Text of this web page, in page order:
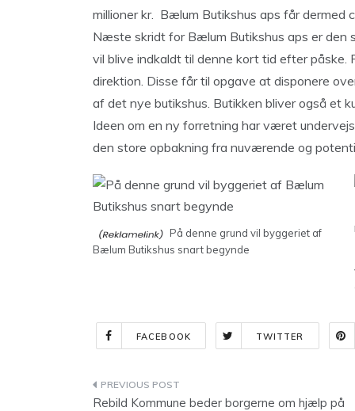
millioner kr. Bælum Butikshus aps får dermed
Næste skridt for Bælum Butikshus aps er den
vil blive indkaldt til denne kort tid efter
direktion. Disse får til opgave at disponere
af det nye butikshus. Butikken bliver også et
Ideen om en ny forretning har været
den store opbakning fra nuværende og
På denne grund vil byggeriet af
Bælum Butikshus snart begynde
FACEBOOK TWITTER
Indlægsnavigation
Rebild Kommune beder borgerne om hjælp på